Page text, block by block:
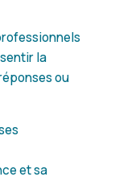
la
ou
et sa